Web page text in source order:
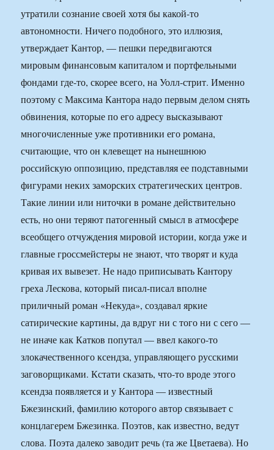
утратили сознание своей хотя бы какой-то
автономности. Ничего подобного, это иллюзия,
утверждает Кантор, — пешки передвигаются
мировым финансовым капиталом и портфельными
фондами где-то, скорее всего, на Уолл-стрит. Именно
поэтому с Максима Кантора надо первым делом снять
обвинения, которые по его адресу высказывают
многочисленные уже противники его романа,
считающие, что он клевещет на нынешнюю
российскую оппозицию, представляя ее подставными
фигурами неких заморских стратегических центров.
Такие линии или ниточки в романе действительно
есть, но они теряют патогенный смысл в атмосфере
всеобщего отчуждения мировой истории, когда уже и
главные гроссмейстеры не знают, что творят и куда
кривая их вывезет. Не надо приписывать Кантору
греха Лескова, который писал-писал вполне
приличный роман «Некуда», создавал яркие
сатирические картины, да вдруг ни с того ни с сего —
не иначе как Катков попутал — ввел какого-то
злокачественного ксендза, управляющего русскими
заговорщиками. Кстати сказать, что-то вроде этого
ксендза появляется и у Кантора — известный
Бжезинский, фамилию которого автор связывает с
концлагерем Бжезинка. Поэтов, как известно, ведут
слова. Поэта далеко заводит речь (та же Цветаева). Но